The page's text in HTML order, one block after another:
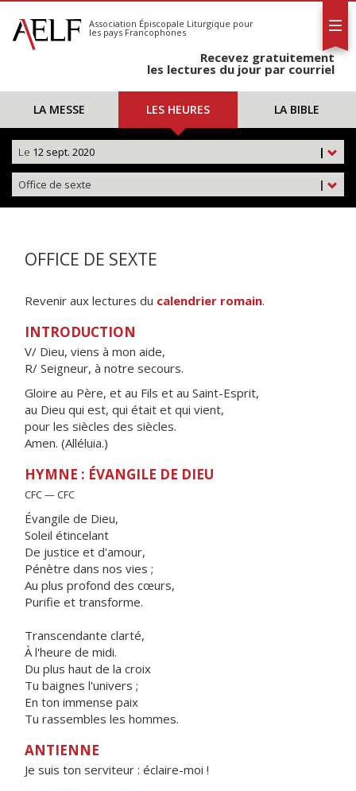
S'abonner
Calendrier
Association Épiscopale Liturgique pour
les pays Francophones
Recevez gratuitement
les lectures du jour par courriel
LA MESSE LES HEURES LA BIBLE
|
Le 12 sept. 2020
|
Office de sexte
OFFICE DE SEXTE
Revenir aux lectures du calendrier romain.
INTRODUCTION
V/ Dieu, viens à mon aide,
R/ Seigneur, à notre secours.
Gloire au Père, et au Fils et au Saint-Esprit,
au Dieu qui est, qui était et qui vient,
pour les siècles des siècles.
Amen. (Alléluia.)
HYMNE : ÉVANGILE DE DIEU
CFC — CFC
Évangile de Dieu,
Soleil étincelant
De justice et d'amour,
Pénètre dans nos vies ;
Au plus profond des cœurs,
Purifie et transforme.
Transcendante clarté,
À l'heure de midi.
Du plus haut de la croix
Tu baignes l'univers ;
En ton immense paix
Tu rassembles les hommes.
ANTIENNE
Je suis ton serviteur : éclaire-moi !